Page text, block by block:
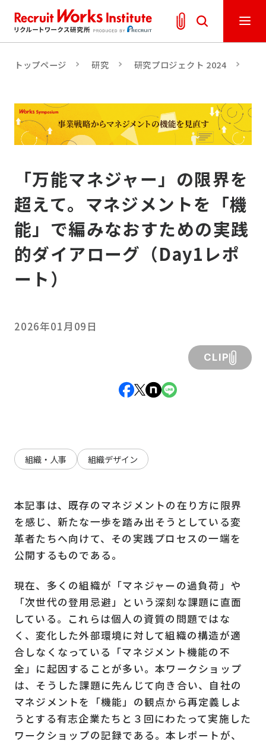
トップページ 研究 研究プロジェクト 2024
「万能マネジャー」の限界を
超えて。マネジメントを「機
能」で編みなおすための実践
的ダイアローグ（Day1レポ
ート）
2026年01月09日
CLIP
組織・人事 組織デザイン
本記事は、既存のマネジメントの在り方に限界
を感じ、新たな一歩を踏み出そうとしている変
革者たちへ向けて、その実践プロセスの一端を
公開するものである。
現在、多くの組織が「マネジャーの過負荷」や
「次世代の登用忌避」という深刻な課題に直面
している。これらは個人の資質の問題ではな
く、変化した外部環境に対して組織の構造が適
合しなくなっている「マネジメント機能の不
全」に起因することが多い。本ワークショップ
は、そうした課題に先んじて向き合い、自社の
マネジメントを「機能」の観点から再定義しよ
うとする有志企業たちと３回にわたって実施した
ワークショップの記録である。本レポートが、